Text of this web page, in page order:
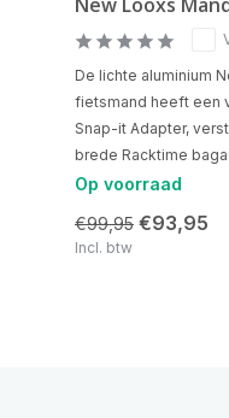
De lichte aluminium
fietsmand heeft een
Snap-it Adapter,
brede Racktime
Op voorraad
€99,95 €93,95
Incl. btw